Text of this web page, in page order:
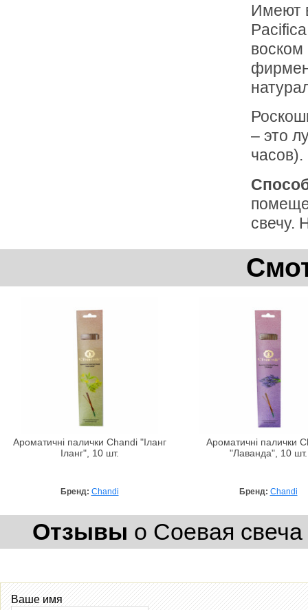
Имеют
– это
часов).
свечу.
Ароматичні палички Chandi "Іланг
Іланг", 10 шт.
Бренд: Chandi
Ароматичні палички
"Лаванда", 10 шт.
Бренд: Chandi
Отзывы о Соевая
Ваше имя